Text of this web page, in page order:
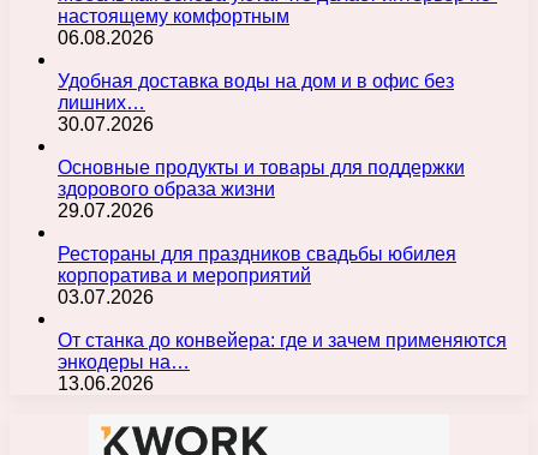
настоящему комфортным
06.08.2026
Удобная доставка воды на дом и в офис без
лишних…
30.07.2026
Основные продукты и товары для поддержки
здорового образа жизни
29.07.2026
Рестораны для праздников свадьбы юбилея
корпоратива и мероприятий
03.07.2026
От станка до конвейера: где и зачем применяются
энкодеры на…
13.06.2026